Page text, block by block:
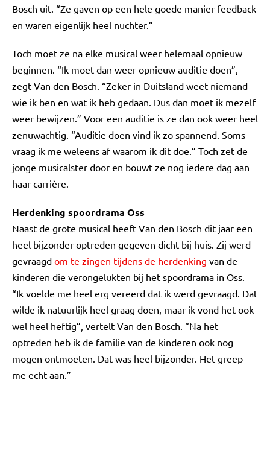
Bosch uit. “Ze gaven op een hele goede manier feedback
en waren eigenlijk heel nuchter.”
Toch moet ze na elke musical weer helemaal opnieuw
beginnen. “Ik moet dan weer opnieuw auditie doen”,
zegt Van den Bosch. “Zeker in Duitsland weet niemand
wie ik ben en wat ik heb gedaan. Dus dan moet ik mezelf
weer bewijzen.” Voor een auditie is ze dan ook weer heel
zenuwachtig. “Auditie doen vind ik zo spannend. Soms
vraag ik me weleens af waarom ik dit doe.” Toch zet de
jonge musicalster door en bouwt ze nog iedere dag aan
haar carrière.
Herdenking spoordrama Oss
Naast de grote musical heeft Van den Bosch dit jaar een
heel bijzonder optreden gegeven dicht bij huis. Zij werd
gevraagd om te zingen tijdens de herdenking van de
kinderen die verongelukten bij het spoordrama in Oss.
“Ik voelde me heel erg vereerd dat ik werd gevraagd. Dat
wilde ik natuurlijk heel graag doen, maar ik vond het ook
wel heel heftig”, vertelt Van den Bosch. “Na het
optreden heb ik de familie van de kinderen ook nog
mogen ontmoeten. Dat was heel bijzonder. Het greep
me echt aan.”